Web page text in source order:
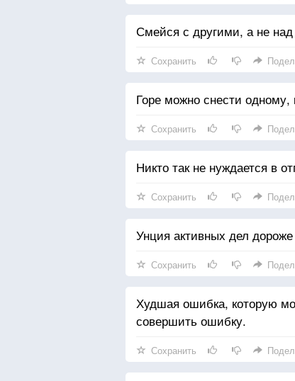
Смейся с другими, а не
Сохранить
Горе можно снести
Сохранить
Никто так не нуждается в
Сохранить
Унция активных дел
Сохранить
Худшая ошибка, которую
совершить ошибку.
Сохранить